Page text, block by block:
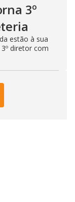
3º
estão à sua
diretor com